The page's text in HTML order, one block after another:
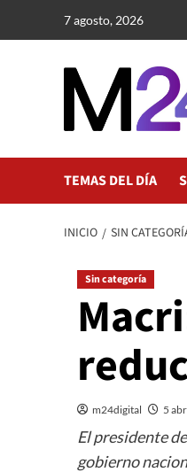
7 agosto, 2026
TEMAS DEL DÍA
INICIO SIN
Sin categoría
m24digital 5
El presidente
gobierno